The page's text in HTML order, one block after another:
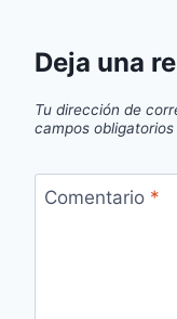
Deja una
Tu dirección de
campos
Comentario *